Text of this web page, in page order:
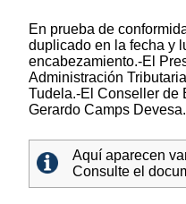
En prueba de
duplicado en la fecha y
encabezamiento.-El
Administración
Tudela.-El Conseller de
Gerardo Camps Devesa.
Aquí aparecen
Consulte el